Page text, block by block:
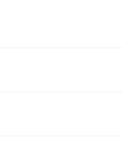
(ei koske